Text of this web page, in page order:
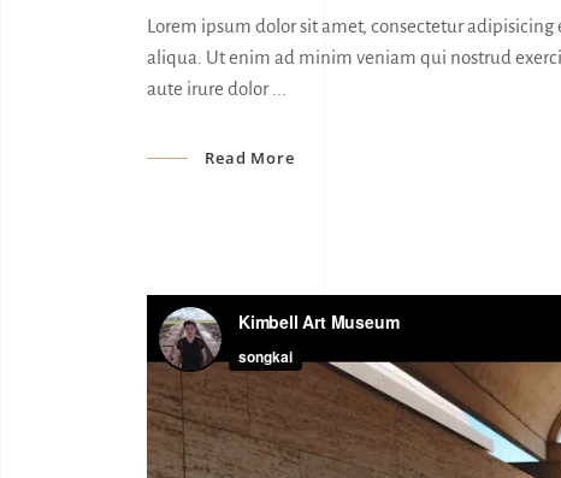
Lorem ipsum dolor sit amet, consectetur
aliqua. Ut enim ad minim veniam qui nostrud
aute irure dolor
Read More